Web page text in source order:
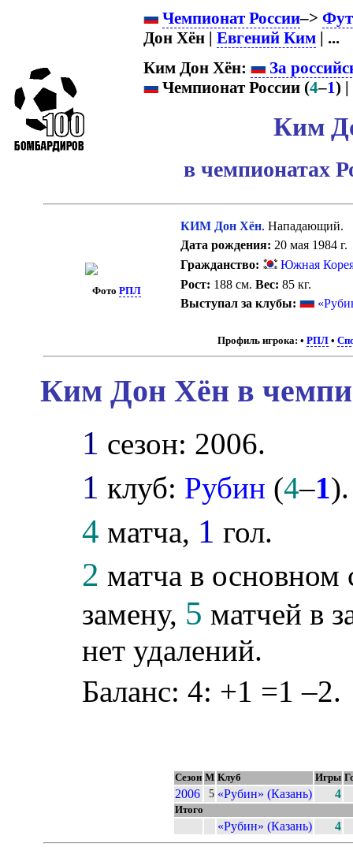
Чемпионат России–>
Дон Хён | Евгений Ким | ...
Ким Дон Хён:
За
Чемпионат России (4–1) |
Ким
в чемпионатах
ФотоРПЛ
КИМ Дон Хён. Нападающий.
Дата рождения: 20 мая 1984 г.
Гражданство:
Южная
Рост: 188 см.Вес: 85 кг.
Выступал за клубы:
Профиль игрока: • РПЛ•
Ким Дон Хён в
1 сезон: 2006.
1 клуб: Рубин (4–1).
4 матча, 1 гол.
2 матча в основном
замену, 5 матчей в
нет удалений.
Баланс: 4: +1 =1 –2.
Сезон М Клуб Игры
2006 5 «Рубин» (Казань) 4
Итого
«Рубин» (Казань) 4